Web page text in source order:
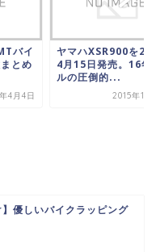
バイ
とめ
4月4日
ヤマハXSR900を
4月15日発売。16年
ルの圧倒的...
2015年11
】優しいバイクラッピング